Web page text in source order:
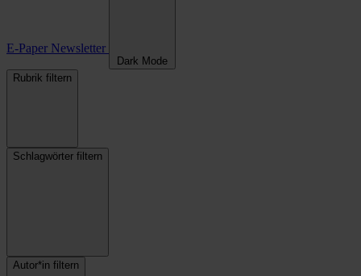
E-Paper Newsletter
Dark Mode
Rubrik filtern
Schlagwörter filtern
Autor*in filtern